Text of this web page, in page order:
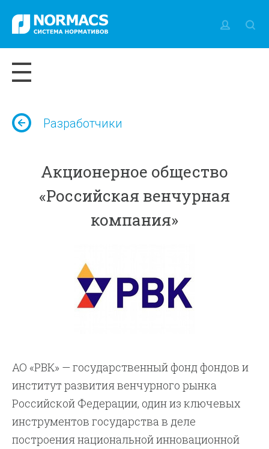
Разработчики
Акционерное общество
«Российская венчурная
компания»
АО «РВК» — государственный фонд фондов и
институт развития венчурного рынка
Российской Федерации, один из ключевых
инструментов государства в деле
построения национальной инновационной